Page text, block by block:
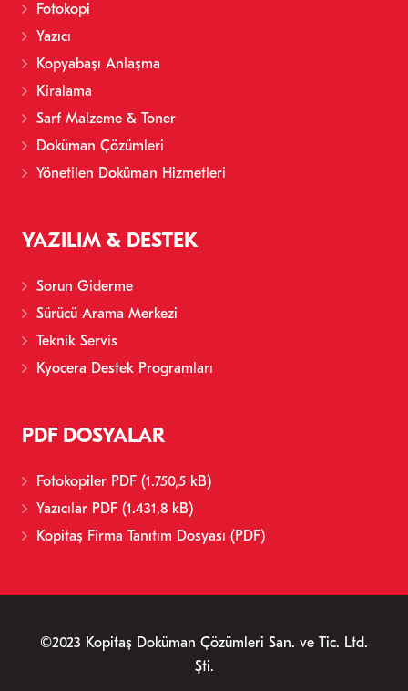
Fotokopi
Yazıcı
Kopyabaşı Anlaşma
Kiralama
Sarf Malzeme & Toner
Doküman Çözümleri
Yönetilen Doküman Hizmetleri
YAZILIM & DESTEK
Sorun Giderme
Sürücü Arama Merkezi
Teknik Servis
Kyocera Destek Programları
PDF DOSYALAR
Fotokopiler PDF (1.750,5 kB)
Yazıcılar PDF (1.431,8 kB)
Kopitaş Firma Tanıtım Dosyası (PDF)
©2023 Kopitaş Doküman Çözümleri San. ve Tic. Ltd.
Şti.